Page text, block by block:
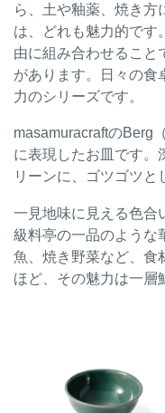
ら、土や釉薬、焼き方
は、どれも魅力的です
由に組み合わせること
があります。日々の食
力のシリーズです。
masamuracraftのBerg
に表現したお皿です。
リーンに、ゴツゴツと
一見地味に見える色合
級料亭の一品のような
魚、焼き野菜など、食
ほど、その魅力は一層